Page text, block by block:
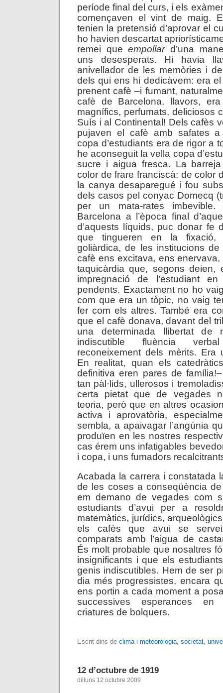
període final del curs, i els
començaven el vint de maig.
tenien la pretensió d’aprovar el
ho havien descartat
remei queempollard’una
uns desesperats. Hi havia
anivellador de les memòries i
dels qui ens hi dedicàvem: era
prenent cafè –i fumant,
cafè de Barcelona, llavors, era
magnífics, perfumats, deliciosos
Suís i al Continental! Dels cafès
pujaven el cafè amb safates
copa d’estudiants era de rigor a
he aconseguit la vella copa
sucre i aigua fresca. La
color de frare franciscà: de color
la canya desaparegué i fou
dels casos pel conyac Domecq
per un mata-rates
Barcelona a l’època final
d’aquests líquids, puc donar fe
que tingueren en la fixació,
goliàrdica, de les institucions
cafè ens excitava, ens
taquicàrdia que, segons deien,
impregnació de l’estudiant
pendents. Exactament no ho
com que era un tòpic, no vaig
fer com els altres. També era
que el cafè donava, davant del
una determinada llibertat de
indiscutible fluència
reconeixement dels mèrits. Era
En realitat, quan els
definitiva eren pares de
tan pàl·lids, ullerosos i
certa pietat que de vegades
teoria, però que en altres
activa i aprovatòria,
sembla, a apaivagar l’angúnia
produïen en les nostres
cas érem uns infatigables
i copa, i uns fumadors
Acabada la carrera i constatada
de les coses a conseqüència
em demano de vegades com
estudiants d’avui per a
matemàtics, jurídics,
els cafès que avui se
comparats amb l’aigua de
És molt probable que nosaltres
insignificants i que els
genis indiscutibles. Hem de ser
dia més progressistes, encara
ens portin a cada moment a
successives esperances en
criatures de bolquers.
Escrit dins de clima i meteorologia, societat,
12 d’octubre de 1919
dilluns 12 octubre 2009